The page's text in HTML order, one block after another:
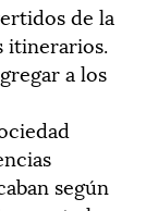
de la
itinerarios.
a los
según